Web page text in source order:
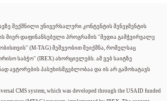
შექმნილი უნივერსალური კონტენტის მენეჯმენტის
მიერ დაფინანსებული პროგრამის "მედია გამჭვირვალე
(M-TAG) მეშვეობით შეიქმნა, რომელსაც
საბჭო" (IREX) ახორციელებს. ამ ვებ საიტზე
ავტორების პასუხისმგებლობაა და ის არ გამოხატავს
CMS system, which was developed through the USAID funded